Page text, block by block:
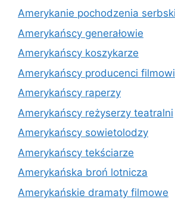
Amerykanie pochodzenia
Amerykańscy generałowie
Amerykańscy koszykarze
Amerykańscy producenci filmowi
Amerykańscy raperzy
Amerykańscy reżyserzy teatralni
Amerykańscy sowietolodzy
Amerykańscy tekściarze
Amerykańska broń lotnicza
Amerykańskie dramaty filmowe